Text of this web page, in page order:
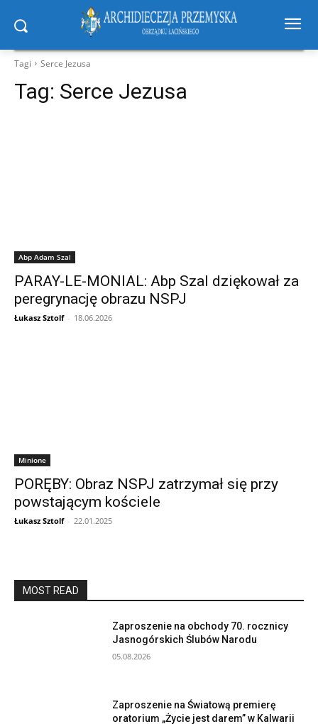
Tagi Serce Jezusa
Tag: Serce Jezusa
Abp Adam Szal
PARAY-LE-MONIAL: Abp Szal dziękował za
peregrynację obrazu NSPJ
Łukasz Sztolf - 18.06.2026
Minione
PORĘBY: Obraz NSPJ zatrzymał się przy
powstającym kościele
Łukasz Sztolf - 22.01.2025
MOST READ
Zaproszenie na obchody 70. rocznicy
Jasnogórskich Ślubów Narodu
05.08.2026
Zaproszenie na Światową premierę
oratorium „Życie jest darem” w Kalwarii